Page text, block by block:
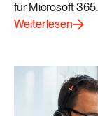
für Microsoft 365.
Weiterlesen